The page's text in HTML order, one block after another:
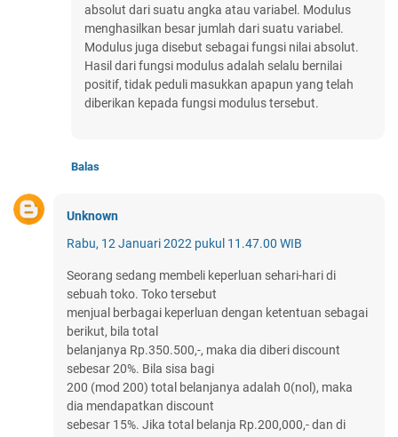
absolut dari suatu angka atau variabel. Modulus
menghasilkan besar jumlah dari suatu variabel.
Modulus juga disebut sebagai fungsi nilai absolut.
Hasil dari fungsi modulus adalah selalu bernilai
positif, tidak peduli masukkan apapun yang telah
diberikan kepada fungsi modulus tersebut.
Balas
Unknown
Rabu, 12 Januari 2022 pukul 11.47.00 WIB
Seorang sedang membeli keperluan sehari-hari di
sebuah toko. Toko tersebut
menjual berbagai keperluan dengan ketentuan sebagai
berikut, bila total
belanjanya Rp.350.500,-, maka dia diberi discount
sebesar 20%. Bila sisa bagi
200 (mod 200) total belanjanya adalah 0(nol), maka
dia mendapatkan discount
sebesar 15%. Jika total belanja Rp.200,000,- dan di